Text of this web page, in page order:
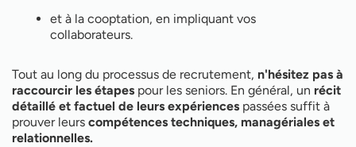
et à la cooptation, en impliquant vos
collaborateurs.
Tout au long du processus de recrutement, n'hésitez pas à
raccourcir les étapes pour les seniors. En général, un récit
détaillé et factuel de leurs expériences passées suffit à
prouver leurs compétences techniques, managériales et
relationnelles.